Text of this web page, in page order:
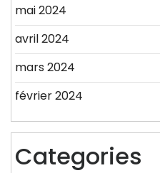
mai 2024
avril 2024
mars 2024
février 2024
Categories